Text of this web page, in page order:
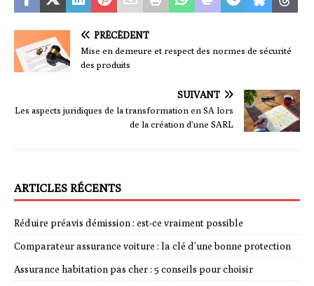
PRÉCÉDENT
Mise en demeure et respect des normes de sécurité
des produits
SUIVANT
Les aspects juridiques de la transformation en SA lors
de la création d’une SARL
ARTICLES RÉCENTS
Réduire préavis démission : est-ce vraiment possible
Comparateur assurance voiture : la clé d’une bonne protection
Assurance habitation pas cher : 5 conseils pour choisir